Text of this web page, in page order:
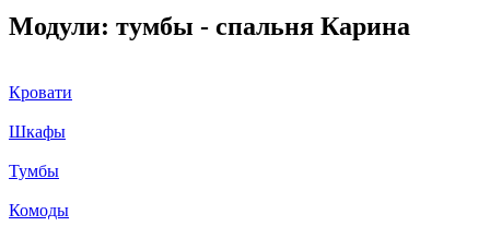
Модули: тумбы - спальня Карина
Кровати
Шкафы
Тумбы
Комоды